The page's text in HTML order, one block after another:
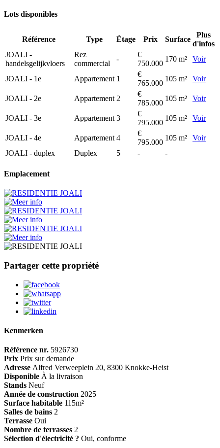
Lots disponibles
Référence Type Étage Prix Surface
Plus
d'infos
JOALI -
handelsgelijkvloers
Rez
commercial
-
€
750.000
170 m² Voir
JOALI - 1e Appartement 1
€
765.000
105 m² Voir
JOALI - 2e Appartement 2
€
785.000
105 m² Voir
JOALI - 3e Appartement 3
€
795.000
105 m² Voir
JOALI - 4e Appartement 4
€
795.000
105 m²
Voir
JOALI - duplex
Duplex 5 - -
Emplacement
Partager cette propriété
Kenmerken
Référence nr. 5926730
Prix Prix ​​sur demande
Adresse Alfred Verweeplein 20, 8300 Knokke-Heist
Disponible À la livraison
Stands Neuf
Année de construction 2025
Surface habitable 115m²
Salles de bains 2
Terrasse Oui
Nombre de terrasses 2
Sélection d'électricité ? Oui, conforme